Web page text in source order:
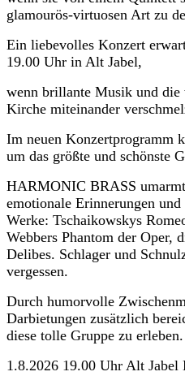
glamourös-virtuosen Art zu
Ein liebevolles Konzert
19.00 Uhr in Alt Jabel,
wenn brillante Musik und die
Kirche miteinander
Im neuen Konzertprogramm
um das größte und schönste
HARMONIC BRASS
emotionale Erinnerungen
Werke: Tschaikowskys
Webbers Phantom der Oper,
Delibes. Schlager und
vergessen.
Durch humorvolle
Darbietungen zusätzlich
diese tolle Gruppe zu erleben.
1.8.2026 19.00 Uhr Alt Jabel